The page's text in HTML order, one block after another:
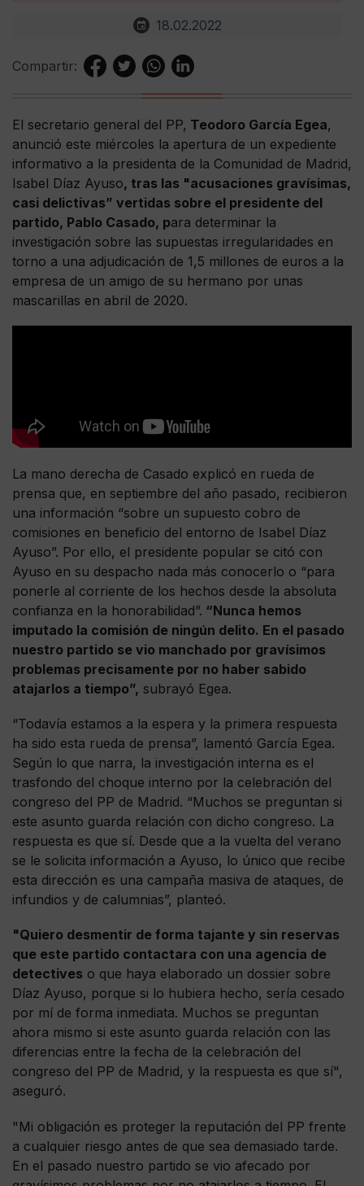
18.02.2022
Compartir:
El secretario general del PP, Teodoro García Egea,
anunció este miércoles la apertura de un expediente
informativo a la presidenta de la Comunidad de Madrid,
Isabel Díaz Ayuso, tras las "acusaciones gravísimas,
casi delictivas” vertidas sobre el presidente del
partido, Pablo Casado, para determinar la
investigación sobre las supuestas irregularidades en
torno a una adjudicación de 1,5 millones de euros a la
empresa de un amigo de su hermano por unas
mascarillas en abril de 2020.
La mano derecha de Casado explicó en rueda de
prensa que, en septiembre del año pasado, recibieron
una información “sobre un supuesto cobro de
comisiones en beneficio del entorno de Isabel Díaz
Ayuso”. Por ello, el presidente popular se citó con
Ayuso en su despacho nada más conocerlo o “para
ponerle al corriente de los hechos desde la absoluta
confianza en la honorabilidad”. “Nunca hemos
imputado la comisión de ningún delito. En el pasado
nuestro partido se vio manchado por gravísimos
problemas precisamente por no haber sabido
atajarlos a tiempo”, subrayó Egea.
“Todavía estamos a la espera y la primera respuesta
ha sido esta rueda de prensa”, lamentó García Egea.
Según lo que narra, la investigación interna es el
trasfondo del choque interno por la celebración del
congreso del PP de Madrid. “Muchos se preguntan si
este asunto guarda relación con dicho congreso. La
respuesta es que sí. Desde que a la vuelta del verano
se le solicita información a Ayuso, lo único que recibe
esta dirección es una campaña masiva de ataques, de
infundios y de calumnias”, planteó.
"Quiero desmentir de forma tajante y sin reservas
que este partido contactara con una agencia de
detectives o que haya elaborado un dossier sobre
Díaz Ayuso, porque si lo hubiera hecho, sería cesado
por mí de forma inmediata. Muchos se preguntan
ahora mismo si este asunto guarda relación con las
diferencias entre la fecha de la celebración del
congreso del PP de Madrid, y la respuesta es que sí",
aseguró.
"Mi obligación es proteger la reputación del PP frente
a cualquier riesgo antes de que sea demasiado tarde.
En el pasado nuestro partido se vio afecado por